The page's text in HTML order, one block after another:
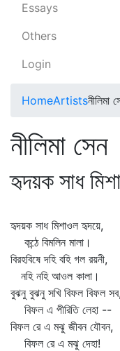
Essays
Others
Login
HomeArtistsনীলিমা
নীলিমা সেন
হৃদয়ক সাধ
হৃদয়ক সাধ মিশাওল হৃদয়ে,
কন্ঠে বিমলিন মালা।
বিরহবিষে দহি বহি গল রয়নী,
নহি নহি আওল কালা।
বুঝনু বুঝনু সখি বিফল বিফল সব,
বিফল এ পীরিতি লেহা --
বিফল রে এ মঝু জীবন যৌবন,
বিফল রে এ মঝু দেহা!